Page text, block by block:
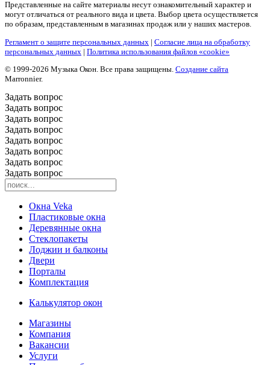
Представленные на сайте материалы несут ознакомительный характер и
могут отличаться от реального вида и цвета. Выбор цвета осуществляется
по образам, представленным в магазинах продаж или у наших мастеров.
Регламент о защите персональных данных | Согласие лица на обработку
персональных данных | Политика использования файлов «cookie»
© 1999-2026 Музыка Окон. Все права защищены. Создание сайта
Marronnier.
Задать вопрос
Задать вопрос
Задать вопрос
Задать вопрос
Задать вопрос
Задать вопрос
Задать вопрос
Задать вопрос
Окна Veka
Пластиковые окна
Деревянные окна
Стеклопакеты
Лоджии и балконы
Двери
Порталы
Комплектация
Калькулятор окон
Магазины
Компания
Вакансии
Услуги